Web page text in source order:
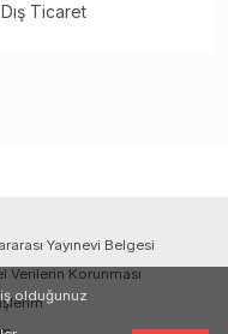
Dış Ticaret
Yayınevi Belgesi
Verilerin Korunması
olduğunuz